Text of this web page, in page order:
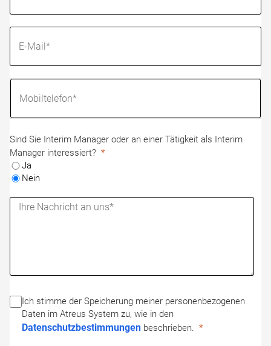
Sind Sie Interim Manager oder an einer Tätigkeit als Interim
Manager interessiert?
Ja
Nein
Ich stimme der Speicherung meiner personenbezogenen
Daten im Atreus System zu, wie in den
Datenschutzbestimmungen beschrieben.